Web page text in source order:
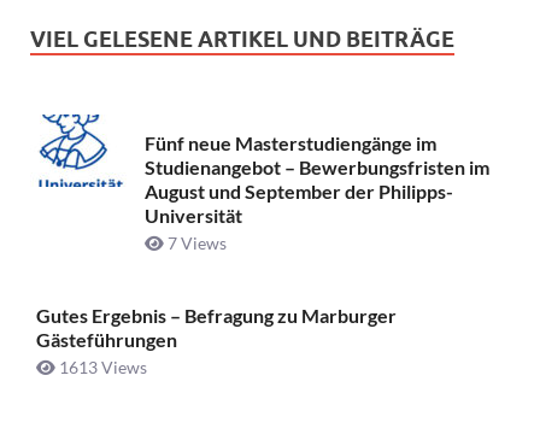
VIEL GELESENE ARTIKEL UND BEITRÄGE
Fünf neue Masterstudiengänge im
Studienangebot – Bewerbungsfristen im
August und September der Philipps-
Universität
7 Views
Gutes Ergebnis – Befragung zu Marburger
Gästeführungen
1613 Views